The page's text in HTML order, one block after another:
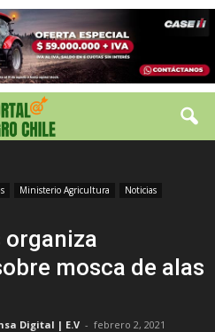
Ministerio Agricultura
Noticias
organiza
mosca de alas
Digital | E.V - febrero 2, 2021